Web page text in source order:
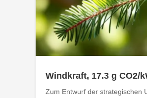
Windkraft, 17.3 g CO2/
Zum Entwurf der strategischen